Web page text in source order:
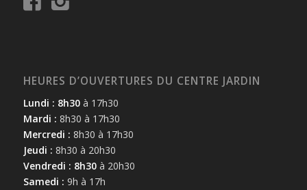
HEURES D’OUVERTURES DU CENTRE JARDIN
Lundi : 8h30à 17h30
Mardi : 8h30 à 17h30
Mercredi : 8h30 à 17h30
Jeudi : 8h30 à 20h30
Vendredi : 8h30à 20h30
Samedi : 9h à 17h